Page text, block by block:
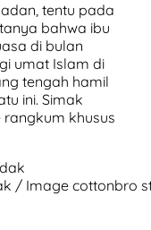
tentu pada
bahwa ibu
di bulan
umat Islam di
tengah hamil
ini. Simak
khusus
/ Image cottonbro